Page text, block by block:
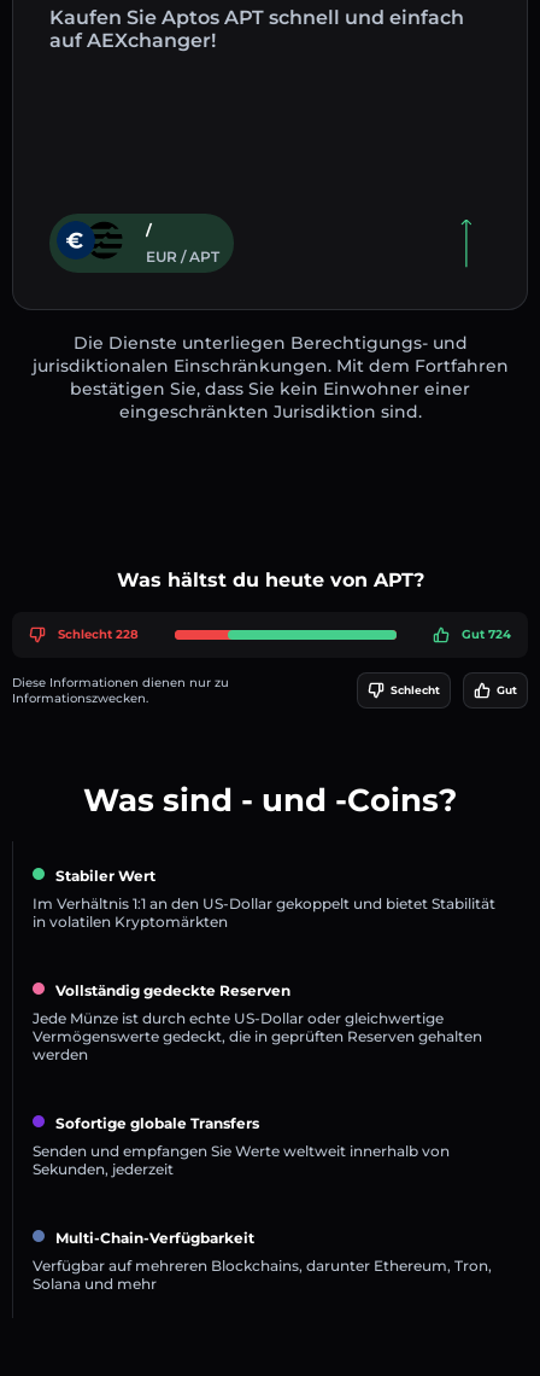
Kaufen Sie Aptos APT schnell und einfach
auf AEXchanger!
/
EUR / APT
Die Dienste unterliegen Berechtigungs- und
jurisdiktionalen Einschränkungen. Mit dem Fortfahren
bestätigen Sie, dass Sie kein Einwohner einer
eingeschränkten Jurisdiktion sind.
Was hältst du heute von APT?
Schlecht 228 Gut 724
Diese Informationen dienen nur zu
Informationszwecken.
Schlecht Gut
Was sind - und -Coins?
Stabiler Wert
Im Verhältnis 1:1 an den US-Dollar gekoppelt und bietet Stabilität
in volatilen Kryptomärkten
Vollständig gedeckte Reserven
Jede Münze ist durch echte US-Dollar oder gleichwertige
Vermögenswerte gedeckt, die in geprüften Reserven gehalten
werden
Sofortige globale Transfers
Senden und empfangen Sie Werte weltweit innerhalb von
Sekunden, jederzeit
Multi-Chain-Verfügbarkeit
Verfügbar auf mehreren Blockchains, darunter Ethereum, Tron,
Solana und mehr